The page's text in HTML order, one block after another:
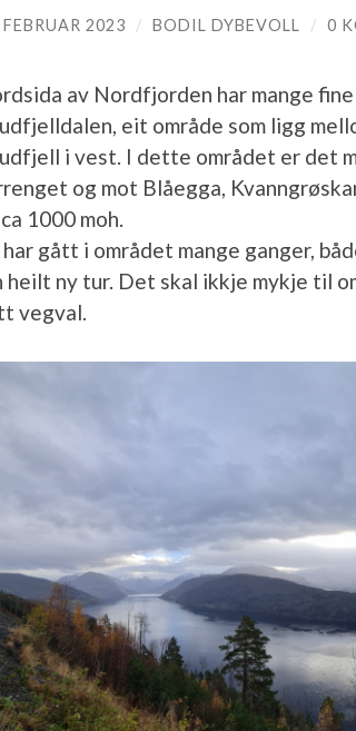
2023 / BODIL DYBEVOLL / 0
av Nordfjorden har mange
eit område som ligg
i vest. I dette området er det
og mot Blåegga,
1000 moh.
har gått i området mange ganger,
heilt ny tur. Det skal ikkje mykje til
vegval.